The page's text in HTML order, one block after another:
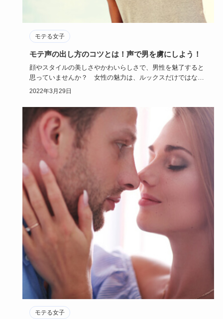
モテる女子
モテ声の出し方のコツとは！声で男を虜にしよう！
顔やスタイルの美しさやかわいらしさで、男性を魅了すると
思っていませんか？ 女性の魅力は、ルックスだけではない
んです。素敵な…
2022年3月29日
モテる女子